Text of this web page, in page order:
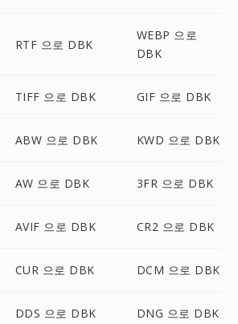
RTF 으로 DBK
WEBP 으로
DBK
TIFF 으로 DBK GIF 으로 DBK
ABW 으로 DBK KWD 으로 DBK
AW 으로 DBK 3FR 으로 DBK
AVIF 으로 DBK CR2 으로 DBK
CUR 으로 DBK DCM 으로 DBK
DDS 으로 DBK DNG 으로 DBK